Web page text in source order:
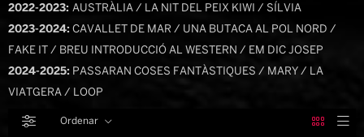
2022-2023: AUSTRÀLIA / LA NIT DEL PEIX KIWI / SÍLVIA
2023-2024: CAVALLET DE MAR / UNA BUTACA AL POL NORD /
FAKE IT / BREU INTRODUCCIÓ AL WESTERN / EM DIC JOSEP
2024-2025: PASSARAN COSES FANTÀSTIQUES / MARY / LA
VIATGERA / LOOP
FiltrarOrdenar